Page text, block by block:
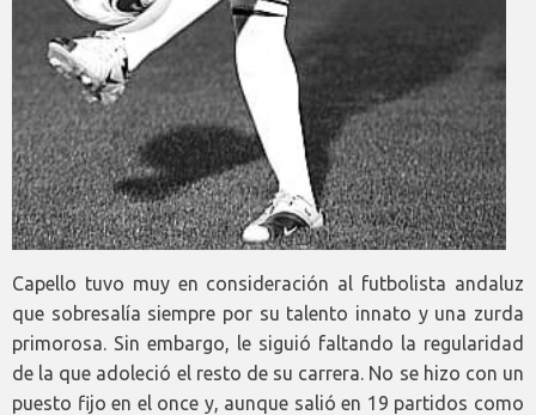
Capello tuvo muy en consideración al futbolista andaluz
que sobresalía siempre por su talento innato y una zurda
primorosa. Sin embargo, le siguió faltando la regularidad
de la que adoleció el resto de su carrera. No se hizo con un
puesto fijo en el once y, aunque salió en 19 partidos como